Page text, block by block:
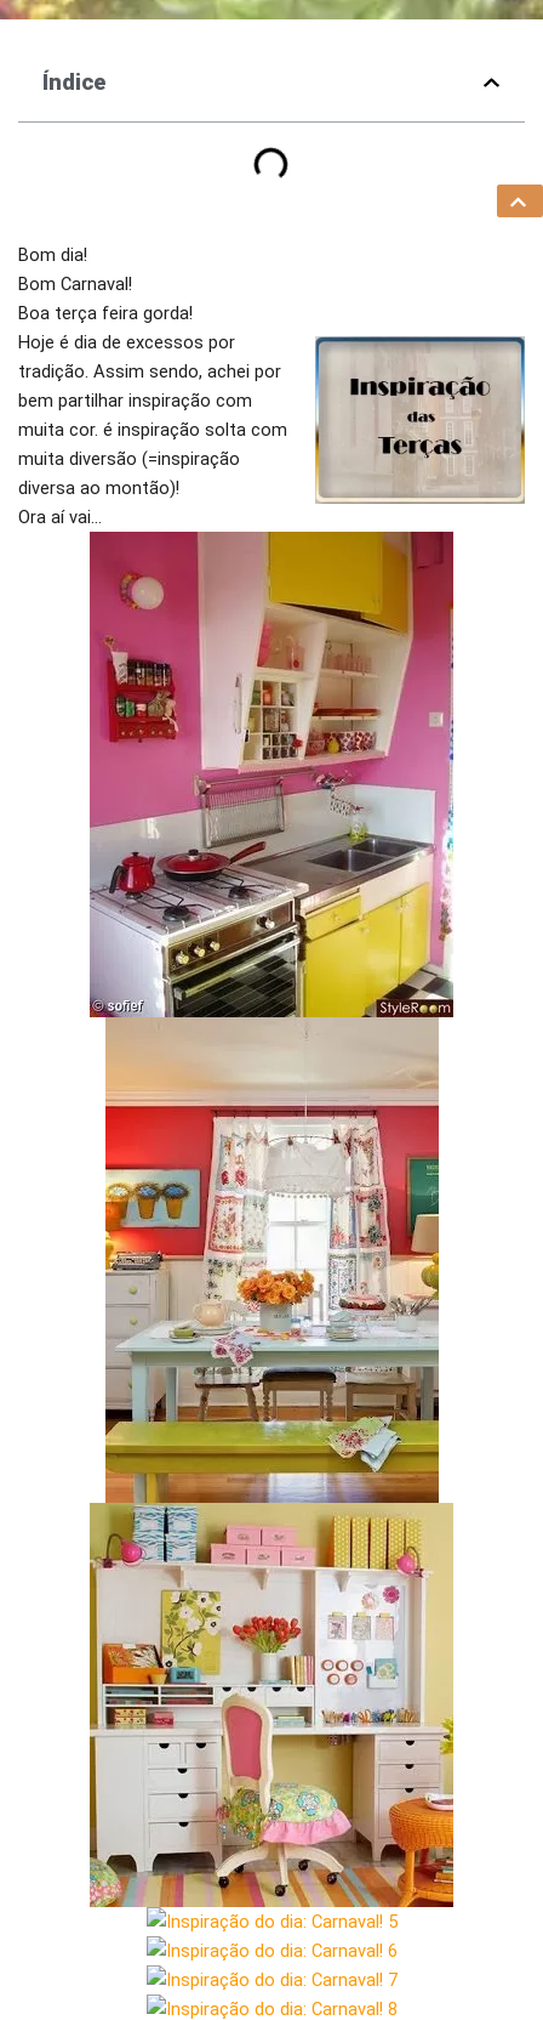
Índice
Bom dia!
Bom Carnaval!
Boa terça feira gorda!
Hoje é dia de excessos por
tradição. Assim sendo, achei por
bem partilhar inspiração com
muita cor. é inspiração solta com
muita diversão (=inspiração
diversa ao montão)!
Ora aí vai…